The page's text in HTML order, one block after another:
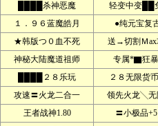
████杀神恶魔
轻变中变██
１．９６蓝魔皓月
●纯元宝复
★韩版つ０血不死
送→切割Ｍax
神秘大陆魔道祖师
专属*▇狂
████２８乐玩
２８无限货
攻速〓火龙二合一
领先火龙╲无
王者战神1.80
〓小极品